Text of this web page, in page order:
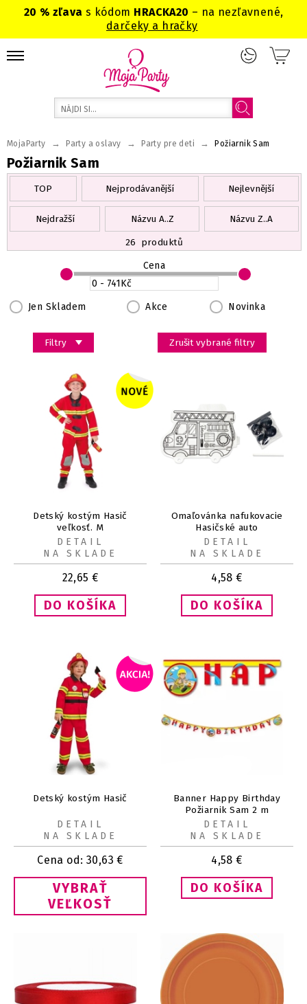
20 % zľavas kódom HRACKA20 – na nezľavnené,
darčeky a hračky
Požiarnik Sam
MojaParty → Party a oslavy → Party pre deti → Požiarnik Sam
TOP Nejprodávanější Nejlevnější
Nejdražší Názvu A..Z
Názvu Z..A
26 produktů
Filtry
Jen Skladem Akce Novinka
Cena
Zrušit vybrané filtry
Detský kostým Hasič
veľkosť. M
22,65 €
DETAIL
NA SKLADE
Omaľovánka nafukovacie
Hasičské auto
4,58 €
DETAIL
NA SKLADE
Detský kostým Hasič
Cena od: 30,63 €
VYBRAŤ
VEĽKOSŤ
DETAIL
NA SKLADE
Banner Happy Birthday
Požiarnik Sam 2 m
4,58 €
DETAIL
NA SKLADE